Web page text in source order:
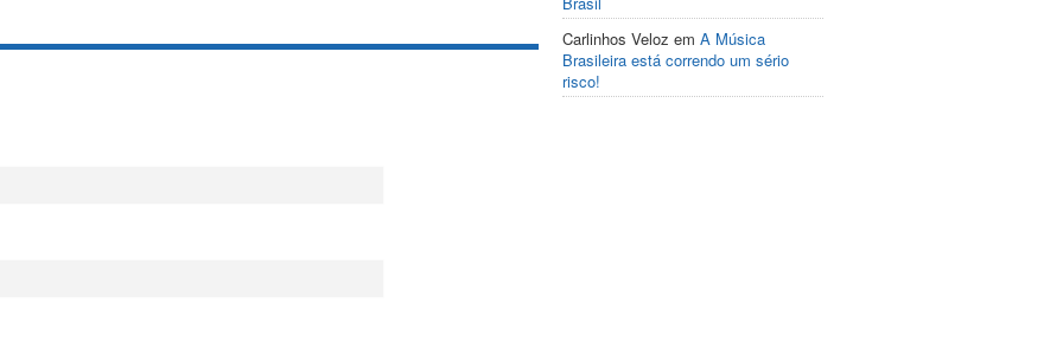
Carlinhos Veloz em A Música
Brasileira está correndo um sério
risco!